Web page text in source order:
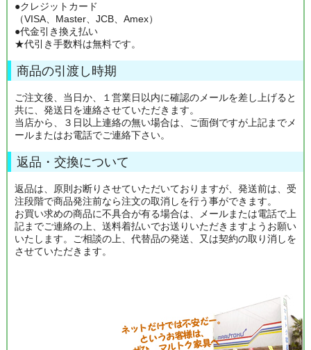
●クレジットカード
（VISA、Master、JCB、Amex）
●代金引き換え払い
★代引き手数料は無料です。
商品の引渡し時期
ご注文後、当日か、１営業日以内に確認のメールを差し上げると
共に、発送日を連絡させていただきます。
当店から、３日以上連絡の無い場合は、ご面倒ですが上記までメ
ールまたはお電話でご連絡下さい。
返品・交換について
返品は、原則お断りさせていただいておりますが、発送前は、受
注段階で商品発注前なら注文の取消しを行う事ができます。
お買い求めの商品に不具合が有る場合は、メールまたは電話で上
記までご連絡の上、送料着払いでお送りいただきますようお願い
いたします。ご相談の上、代替品の発送、又は契約の取り消しを
させていただきます。